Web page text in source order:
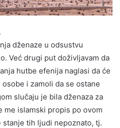
dženaze u odsustvu
Već drugi put doživljavam da
hutbe efenija naglasi da će
i zamoli da se ostane
slučaju je bila dženaza za
me islamski propis po ovom
stanje tih ljudi nepoznato, tj.